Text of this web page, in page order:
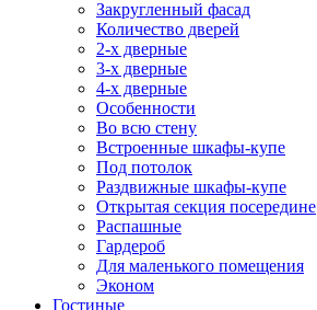
Закругленный фасад
Количество дверей
2-х дверные
3-х дверные
4-х дверные
Особенности
Во всю стену
Встроенные шкафы-купе
Под потолок
Раздвижные шкафы-купе
Открытая секция посередине
Распашные
Гардероб
Для маленького помещения
Эконом
Гостиные